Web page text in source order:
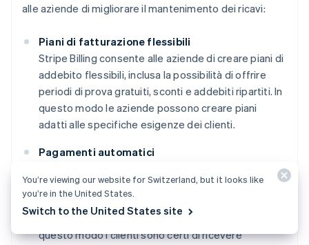
alle aziende di migliorare il mantenimento dei ricavi:
Piani di fatturazione flessibili
Stripe Billing consente alle aziende di creare piani di
addebito flessibili, inclusa la possibilità di offrire
periodi di prova gratuiti, sconti e addebiti ripartiti. In
questo modo le aziende possono creare piani
adatti alle specifiche esigenze dei clienti.
Pagamenti automatici
pertanto le aziende possono emettere fattura ai
elaborare manualmente i singoli pagamenti. In
questo modo i clienti sono certi di ricevere
You’re viewing our website for Switzerland, but it looks like
you’re in the United States.
Switch to the United States site